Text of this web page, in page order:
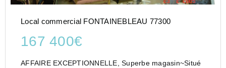
Local commercial FONTAINEBLEAU 77300
167 400€
AFFAIRE EXCEPTIONNELLE, Superbe magasin~Situé